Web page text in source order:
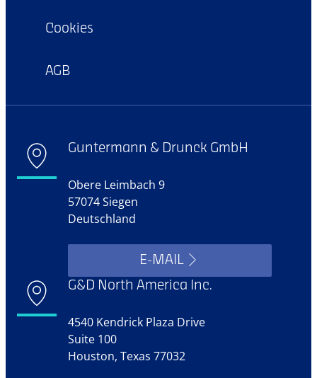
Cookies
AGB
Guntermann & Drunck GmbH
Obere Leimbach 9
57074 Siegen
Deutschland
E-MAIL
G&D North America Inc.
4540 Kendrick Plaza Drive
Suite 100
Houston, Texas 77032